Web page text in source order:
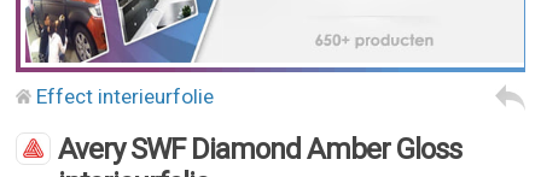
Effect interieurfolie
Avery SWF Diamond Amber Gloss